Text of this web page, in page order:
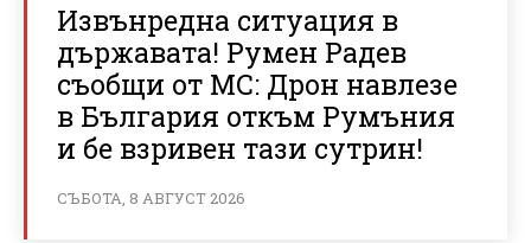
Извънредна ситуация в
държавата! Румен Радев
съобщи от МС: Дрон навлезе
в България откъм Румъния
и бе взривен тази сутрин!
СЪБОТА, 8 АВГУСТ 2026